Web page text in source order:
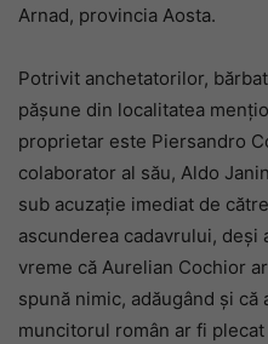
Arnad, provincia Aosta.
Potrivit anchetatorilor,
pășune din localitatea
proprietar este Piersandro
colaborator al său, Aldo
sub acuzație imediat de
ascunderea cadavrului, deși
vreme că Aurelian Cochior
spună nimic, adăugând și
muncitorul român ar fi